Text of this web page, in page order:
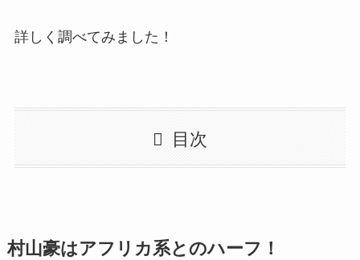
詳しく調べてみました！
目次
村山豪はアフリカ系とのハーフ！